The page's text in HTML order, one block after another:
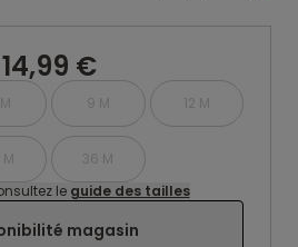
14,99 €
9 M 12 M
36 M
le guide des tailles
magasin